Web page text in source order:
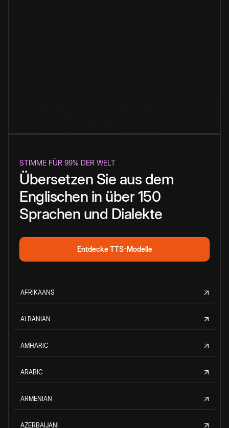
STIMME FÜR 99% DER WELT
Übersetzen Sie aus dem
Englischen in über 150
Sprachen und Dialekte
Entdecke TTS-Modelle
AFRIKAANS
ALBANIAN
AMHARIC
ARABIC
ARMENIAN
AZERBAIJANI